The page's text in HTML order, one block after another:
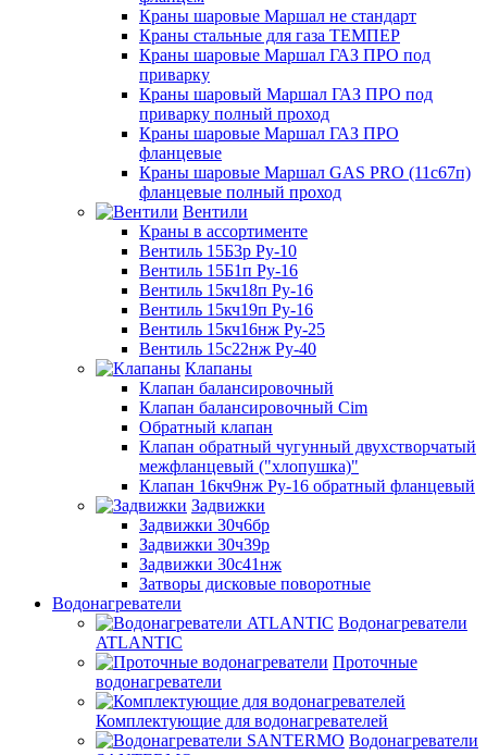
Краны шаровые Маршал не стандарт
Краны стальные для газа ТЕМПЕР
Краны шаровые Маршал ГАЗ ПРО под
приварку
Краны шаровый Маршал ГАЗ ПРО под
приварку полный проход
Краны шаровые Маршал ГАЗ ПРО
фланцевые
Краны шаровые Маршал GAS PRO (11с67п)
фланцевые полный проход
Вентили
Краны в ассортименте
Вентиль 15Б3р Ру-10
Вентиль 15Б1п Ру-16
Вентиль 15кч18п Ру-16
Вентиль 15кч19п Ру-16
Вентиль 15кч16нж Ру-25
Вентиль 15с22нж Ру-40
Клапаны
Клапан балансировочный
Клапан балансировочный Cim
Обратный клапан
Клапан обратный чугунный двухстворчатый
межфланцевый ("хлопушка)"
Клапан 16кч9нж Ру-16 обратный фланцевый
Задвижки
Задвижки 30ч6бр
Задвижки 30ч39р
Задвижки 30с41нж
Затворы дисковые поворотные
Водонагреватели
Водонагреватели
ATLANTIC
Проточные
водонагреватели
Комплектующие для водонагревателей
Водонагреватели